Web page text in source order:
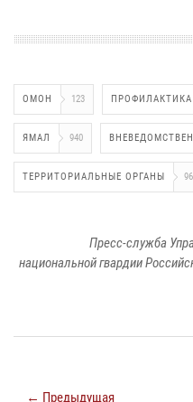
ОМОН 123 ПРОФИЛАКТИКА
ЯМАЛ 940
ТЕРРИТОРИАЛЬНЫЕ ОРГАНЫ
Пресс-служба
национальной гвардии
← Предыдущая